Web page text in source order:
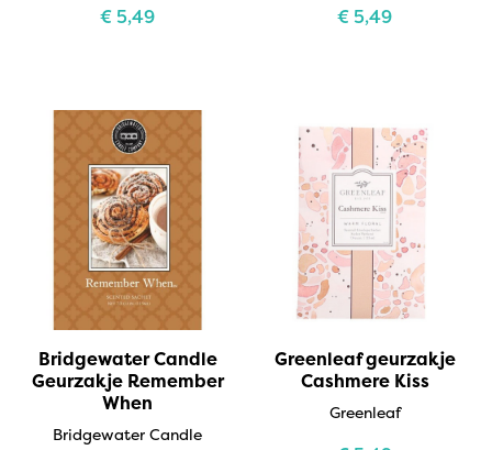
€ 5,49 € 5,49
Bridgewater Candle
Geurzakje Remember
When
Bridgewater Candle
Greenleaf geurzakje
Cashmere Kiss
Greenleaf